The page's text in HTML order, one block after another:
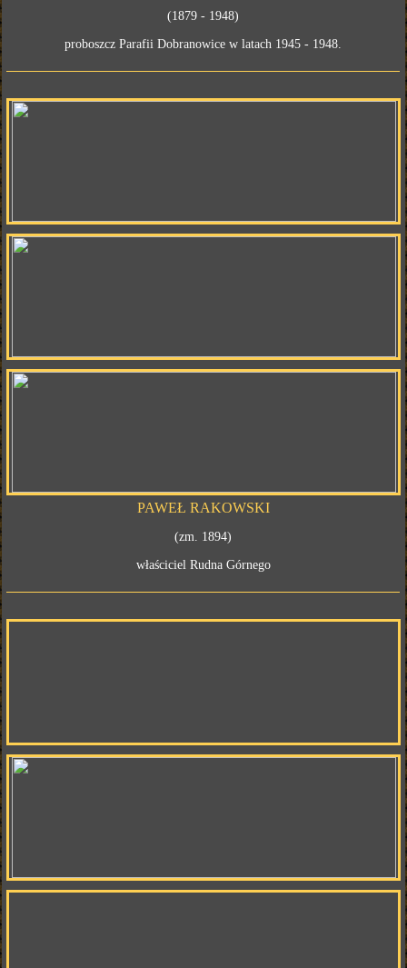
(1879 - 1948)
proboszcz Parafii Dobranowice w latach 1945 - 1948.
PAWEŁ RAKOWSKI
(zm. 1894)
właściciel Rudna Górnego